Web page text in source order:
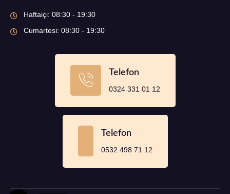
Haftaiçi: 08:30 - 19:30
Cumartesi: 08:30 - 19:30
Telefon
0324 331 01 12
Telefon
0532 498 71 12